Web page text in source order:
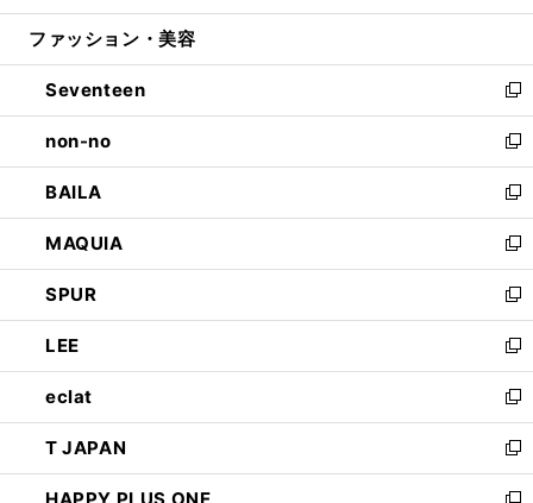
開
ウ
開
く
ン
ウ
で
開
く
ウ
ン
ド
ウ
で
開
く
ファッション・美容
Seventeen
新
し
い
ウ
ィ
ン
ド
ウ
で
開
く
non-no
新
し
い
ウ
ィ
ン
ド
ウ
で
開
く
BAILA
新
し
い
ウ
ィ
ン
ド
ウ
で
開
く
MAQUIA
新
し
い
ウ
ィ
ン
ド
ウ
で
開
く
SPUR
新
し
い
ウ
ィ
ン
ド
ウ
LEE
新
し
い
ウ
ィ
ン
eclat
新
し
い
ウ
T JAPAN
新
し